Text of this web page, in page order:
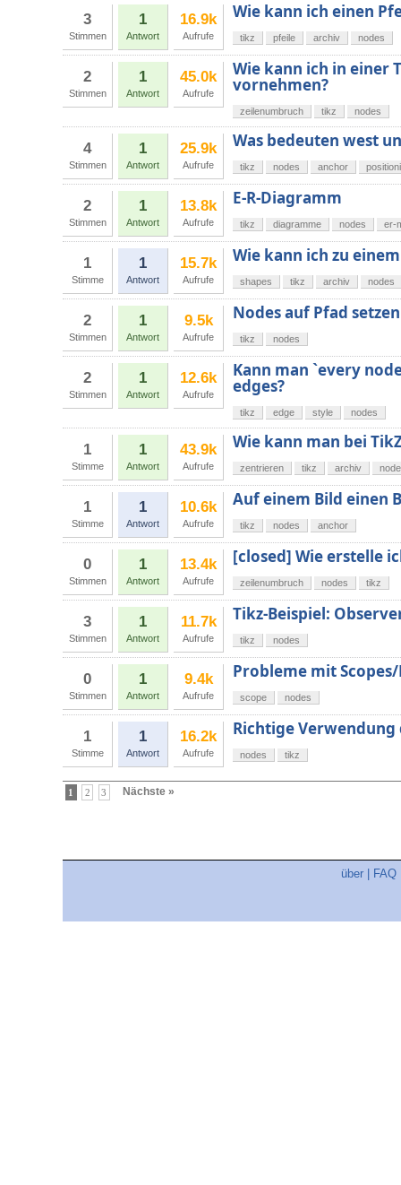
3
Stimmen
1
Antwort
16.9k
Aufrufe
Wie kann ich einen
tikz pfeile archiv nodes
2
Stimmen
1
Antwort
45.0k
Aufrufe
Wie kann ich in einer
vornehmen?
zeilenumbruch tikz nodes
4
Stimmen
1
Antwort
25.9k
Aufrufe
Was bedeuten west
tikz nodes anchor
2
Stimmen
1
Antwort
13.8k
Aufrufe
E-R-Diagramm
tikz diagramme nodes er-
1
Stimme
1
Antwort
15.7k
Aufrufe
Wie kann ich zu
shapes tikz archiv nodes
2
Stimmen
1
Antwort
9.5k
Aufrufe
Nodes auf Pfad
tikz nodes
2
Stimmen
1
Antwort
12.6k
Aufrufe
Kann man `every
edges?
tikz edge style nodes
1
Stimme
1
Antwort
43.9k
Aufrufe
Wie kann man bei
zentrieren tikz archiv
1
Stimme
1
Antwort
10.6k
Aufrufe
Auf einem Bild einen
tikz nodes anchor
0
Stimmen
1
Antwort
13.4k
Aufrufe
[closed] Wie erstelle
zeilenumbruch nodes tikz
3
Stimmen
1
Antwort
11.7k
Aufrufe
Tikz-Beispiel:
tikz nodes
0
Stimmen
1
Antwort
9.4k
Aufrufe
Probleme mit
scope nodes
1
Stimme
1
Antwort
16.2k
Aufrufe
Richtige Verwendung
nodes tikz
1 2 3 Nächste »
über FAQ